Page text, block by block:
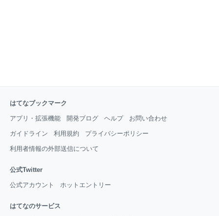
はてなブックマーク
アプリ・拡張機能 開発ブログ ヘルプ お問い合わせ
ガイドライン 利用規約 プライバシーポリシー
利用者情報の外部送信について
公式Twitter
公式アカウント ホットエントリー
はてなのサービス